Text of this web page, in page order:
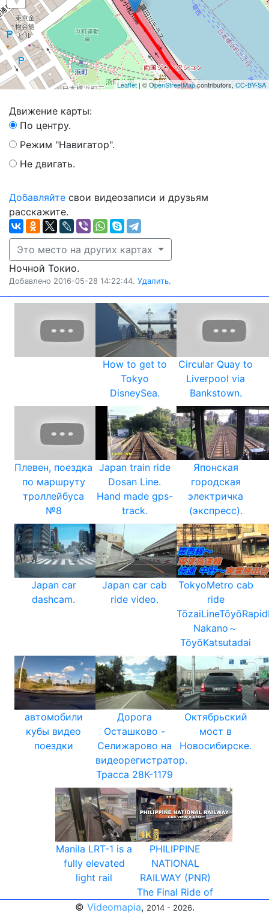
Leaflet | ©OpenStreetMapcontributors, CC-BY-SA
Движение карты:
По центру.
Режим "Навигатор".
Не двигать.
Добавляйте свои видеозаписи и друзьям
расскажите.
Это место на других картах
Ночной Токио.
Добавлено 2016-05-28 14:22:44. Удалить.
How to get to
Tokyo
DisneySea.
Circular Quay to
Liverpool via
Bankstown.
Плевен, поездка
по маршруту
троллейбуса
№8
Japan train ride
Dosan Line.
Hand made gps-
track.
Японская
городская
электричка
(экспресс).
Japan car
dashcam.
Japan car cab
ride video.
TokyoMetro cab
ride
Nakano～
TōyōKatsutadai
автомобили
кубы видео
поездки
Дорога
Осташково -
Селижарово на
видеорегистратор.
Трасса 28К-1179
Октябрьский
мост в
Новосибирске.
Manila LRT-1 is a
fully elevated
light rail
PHILIPPINE
NATIONAL
RAILWAY (PNR)
The Final Ride of
© Videomapia, 2014 - 2026.